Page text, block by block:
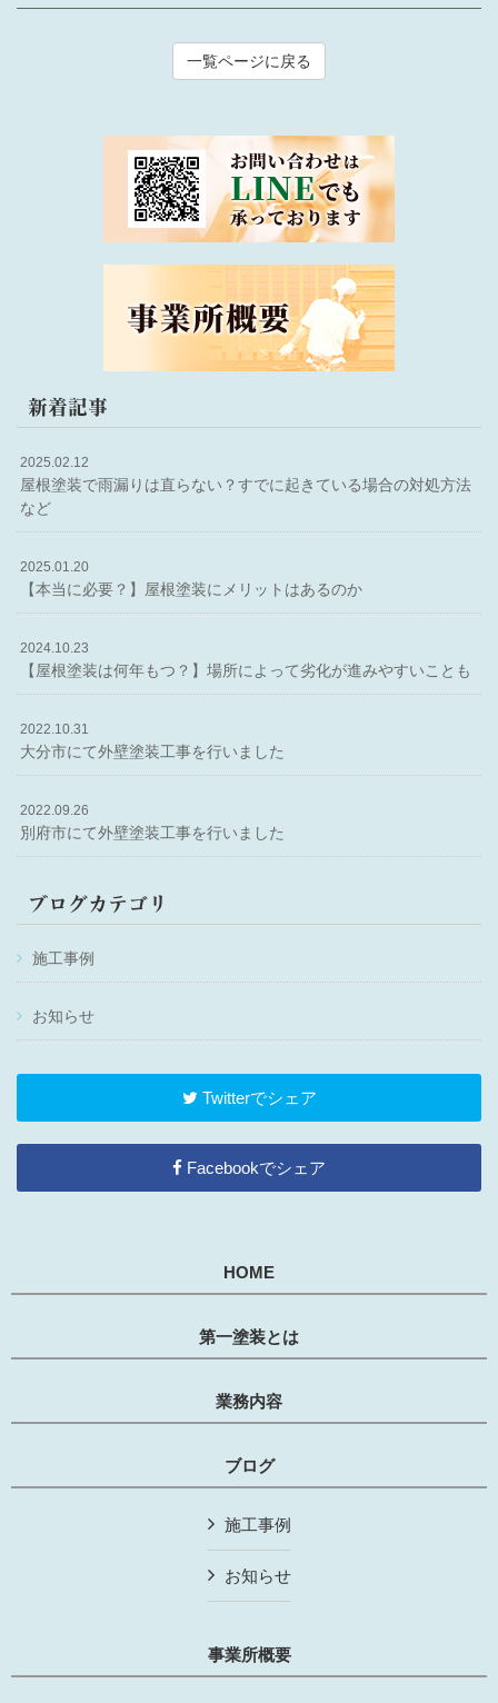
一覧ページに戻る
新着記事
2025.02.12
屋根塗装で雨漏りは直らない？すでに起きている場合の対処方法
など
2025.01.20
【本当に必要？】屋根塗装にメリットはあるのか
2024.10.23
【屋根塗装は何年もつ？】場所によって劣化が進みやすいことも
2022.10.31
大分市にて外壁塗装工事を行いました
2022.09.26
別府市にて外壁塗装工事を行いました
ブログカテゴリ
施工事例
お知らせ
Twitterでシェア
Facebookでシェア
HOME
第一塗装とは
業務内容
ブログ
施工事例
お知らせ
事業所概要